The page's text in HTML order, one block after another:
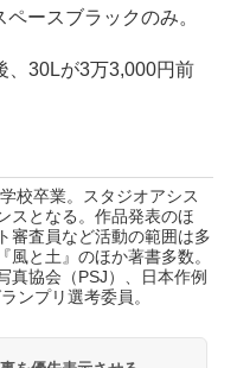
ースブラックのみ。
、30Lが3万3,000円前
校卒業。スタジオアシス
スとなる。作品発表のほ
審査員など活動の範囲は多
と土』のほか著書多数。
真協会（PSJ）、日本作例
ンプリ選考委員。